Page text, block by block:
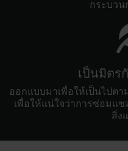
กระบวน
เป็นมิตร
ออกแบบมาเพื่อให้เป็นไปต
เพื่อให้แน่ใจว่าการซ่อมแ
สิ่ง